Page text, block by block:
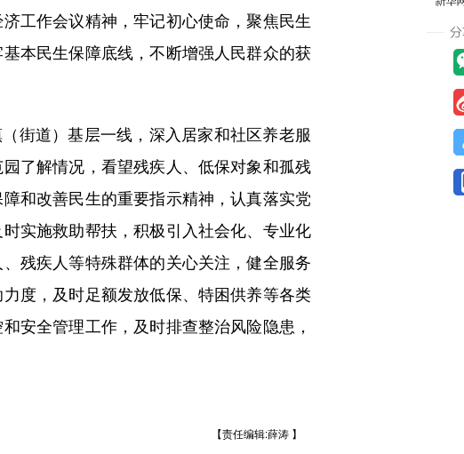
工作会议精神，牢记初心使命，聚焦民生
本民生保障底线，不断增强人民群众的获
道）基层一线，深入居家和社区养老服
了解情况，看望残疾人、低保对象和孤残
和改善民生的重要指示精神，认真落实党
实施救助帮扶，积极引入社会化、专业化
残疾人等特殊群体的关心关注，健全服务
度，及时足额发放低保、特困供养等各类
安全管理工作，及时排查整治风险隐患，
【责任编辑:薛涛 】